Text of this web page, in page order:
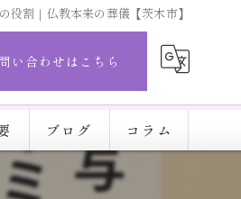
役割｜仏教本来の葬儀【茨木市】
い合わせはこちら
ブログ コラム